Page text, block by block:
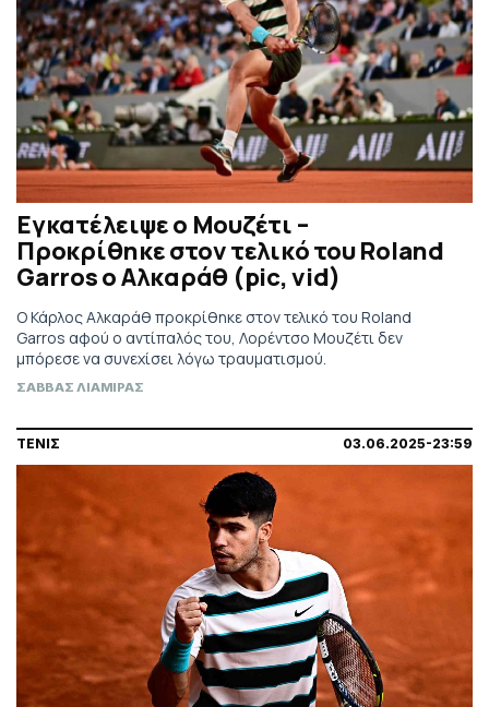
Εγκατέλειψε ο Μουζέτι –
Προκρίθηκε στον τελικό του Roland
Garros ο Αλκαράθ (pic, vid)
Ο Κάρλος Αλκαράθ προκρίθηκε στον τελικό του Roland
Garros αφού ο αντίπαλός του, Λορέντσο Μουζέτι δεν
μπόρεσε να συνεχίσει λόγω τραυματισμού.
ΣΑΒΒΑΣ ΛΙΑΜΙΡΑΣ
ΤΕΝΙΣ 03.06.2025-23:59